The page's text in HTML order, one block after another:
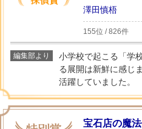
澤田慎梧
155位 / 826件
編集部より
小学校で起こる「学
る展開は新鮮に感じ
活躍していました。
宝石店の魔